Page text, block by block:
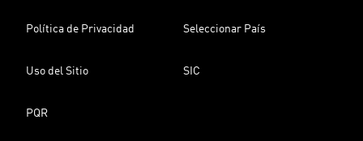
Política de Privacidad Seleccionar País
Uso del Sitio SIC
PQR